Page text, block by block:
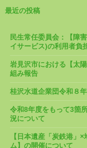
最近の投稿
民生常任委員会：【障
イサービス)の利用者負
岩見沢市における【太
組み報告
桂沢水道企業団令和８
令和8年度をもって3箇
況について
【日本遺産「炭鉄港」
ム】の開催について